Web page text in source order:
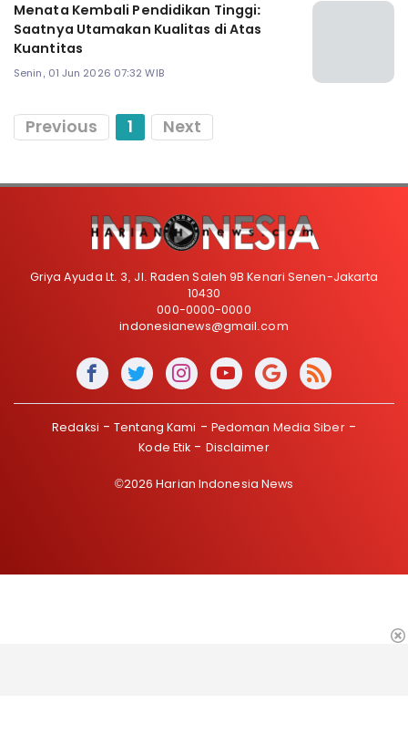
Menata Kembali Pendidikan Tinggi:
Saatnya Utamakan Kualitas di Atas
Kuantitas
Senin, 01 Jun 2026 07:32 WIB
Previous 1 Next
Griya Ayuda Lt. 3, Jl. Raden Saleh 9B Kenari Senen-Jakarta
10430
000-0000-0000
indonesianews@gmail.com
Redaksi Tentang Kami
Pedoman Media Siber
Kode Etik
Disclaimer
©2026 Harian Indonesia News